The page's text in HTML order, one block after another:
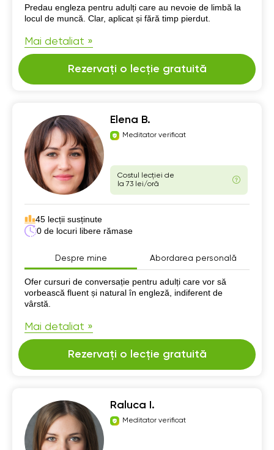
Despre mine
Predau engleza pentru adulți care au nevoie de limbă la
locul de muncă. Clar, aplicat și fără timp pierdut.
Mai detaliat »
Rezervați o lecție gratuită
Elena B.
Meditator verificat
Costul lecției de
la 73 lei/oră
45 lecții susținute
0 de locuri libere rămase
Despre mine Abordarea personală
Despre mine
Ofer cursuri de conversație pentru adulți care vor să
vorbească fluent și natural în engleză, indiferent de
vârstă.
Mai detaliat »
Rezervați o lecție gratuită
Raluca I.
Meditator verificat